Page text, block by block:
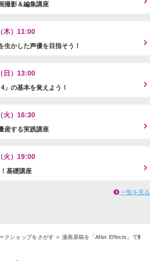
撮影＆編集講座
木）11:00
生かした声優を目指そう！
日）13:00
」の基本を覚えよう！
火）16:30
産する実践講座
火）19:00
基礎講座
一覧を見る
クショップをさがす 漫画原稿を「After Effects」で動